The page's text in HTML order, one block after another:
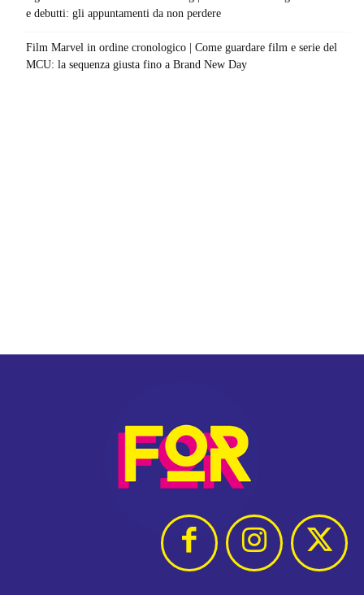
e debutti: gli appuntamenti da non perdere
Film Marvel in ordine cronologico | Come guardare film e serie del
MCU: la sequenza giusta fino a Brand New Day